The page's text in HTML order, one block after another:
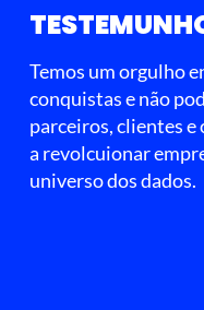
Temos um orgulho
conquistas e não
parceiros, clientes e
a revolcuionar
universo dos dados.